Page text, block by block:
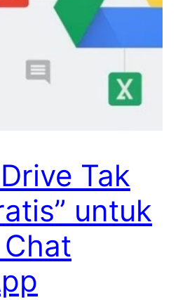
Tak
untuk